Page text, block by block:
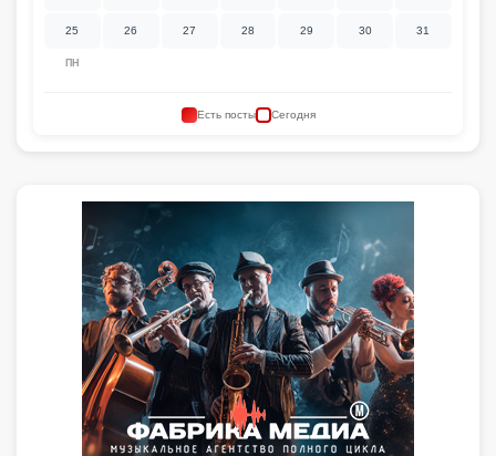
ПН
25 26 27 28 29 30 31
Есть посты Сегодня